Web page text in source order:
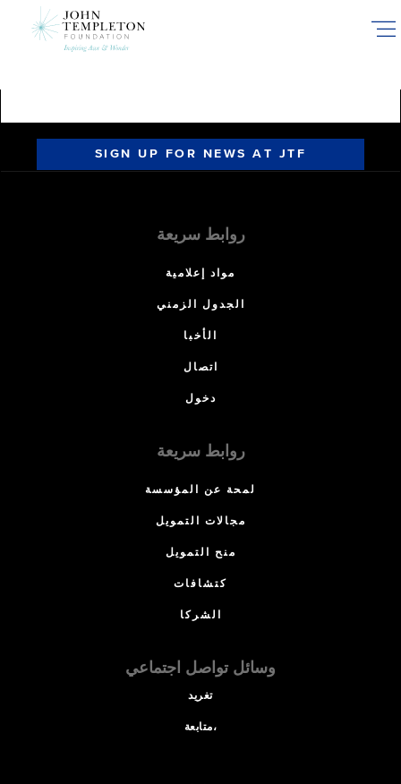
SIGN UP FOR NEWS AT JTF
روابط سريعة
مواد إعلامية
الجدول الزمني
الأخبا
اتصال
دخول
روابط سريعة
لمحة عن المؤسسة
مجالات التمويل
منح التمويل
كتشافات
الشركا
وسائل تواصل اجتماعي
تغريد
متابعة،